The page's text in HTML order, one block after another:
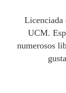
p k
Licenciada
UCM.
numerosos